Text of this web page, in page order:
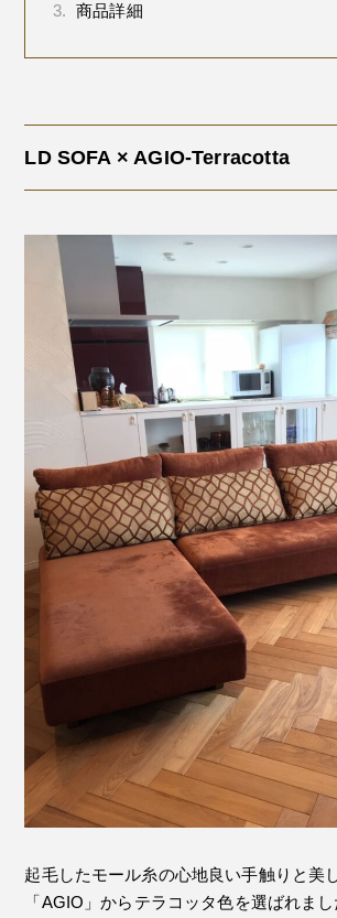
3. 商品詳細
LD SOFA × AGIO-Terracotta
起毛したモール糸の心地良い手触りと美
「AGIO」からテラコッタ色を選ばれまし